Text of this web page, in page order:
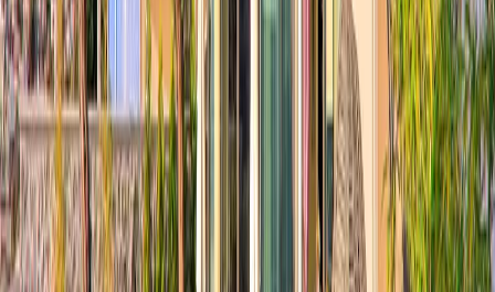
+90(242) 844-3312
+90(541) 844-3312
info@tatilvillasi.com.tr
Başlangıç Fiyatı
₺23.744/geceden
başlayan fiyatlarla
Resmi Belge
Kültür ve Turizm Bakanlığı
Belge No:
07-839